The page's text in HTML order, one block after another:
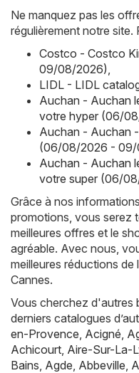
Ne manquez pas les
régulièrement notre
Costco - Costco
09/08/2026)
LIDL - LIDL
Auchan - Auchan
votre hyper (06/
Auchan - Auchan
(06/08/2026 -
Auchan - Auchan
votre super (06/
Grâce à nos
promotions, vous serez
meilleures offres et le
agréable. Avec nous,
meilleures réductions
Cannes.
Vous cherchez d'autres
derniers catalogues
en-Provence Acigné
Achicourt Aire-Sur-La-
Bains Agde Abbeville